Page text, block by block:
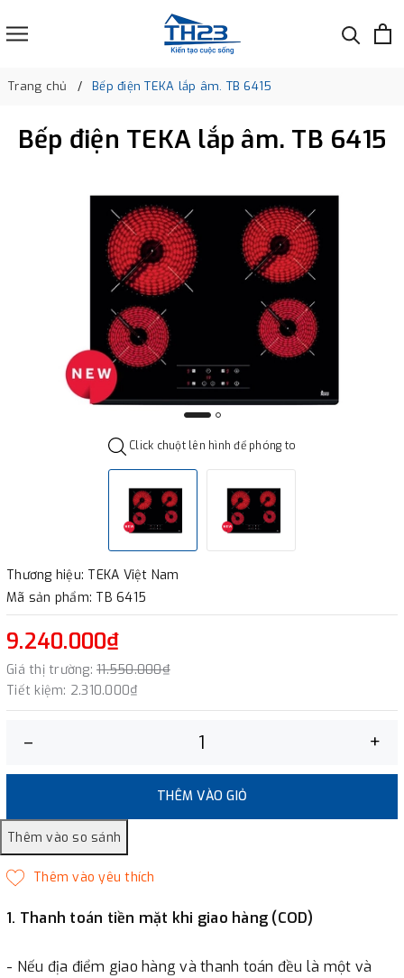
Trang chủ Bếp điện TEKA lắp âm. TB 6415
Bếp điện TEKA lắp âm. TB 6415
Click chuột lên hình để phóng to
Thương hiệu: TEKA Việt Nam
Mã sản phẩm: TB 6415
9.240.000₫
Giá thị trường: 11.550.000₫
Tiết kiệm: 2.310.000₫
– +
THÊM VÀO GIỎ
1. Thanh toán tiền mặt khi giao hàng (COD)
- Nếu địa điểm giao hàng và thanh toán đều là một và